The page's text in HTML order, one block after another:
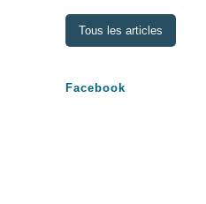
des
vaccins
Tous les articles
Facebook